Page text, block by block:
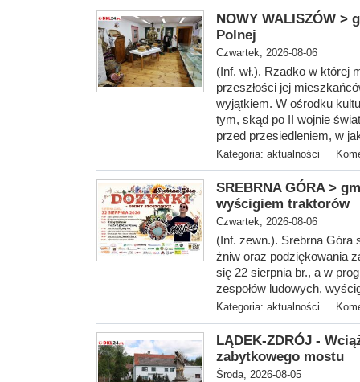
NOWY WALISZÓW >
Polnej
Czwartek, 2026-08-06
(Inf. wł.). Rzadko w której
przeszłości jej
wyjątkiem. W ośrodku
tym, skąd po II wojnie
przed przesiedleniem, w
Kategoria: aktualności
SREBRNA GÓRA >
wyścigiem traktorów
Czwartek, 2026-08-06
(Inf. zewn.). Srebrna Góra
żniw oraz podziękowania
się 22 sierpnia br., a w
zespołów ludowych,
Kategoria: aktualności
LĄDEK-ZDRÓJ -
zabytkowego mostu
Środa, 2026-08-05